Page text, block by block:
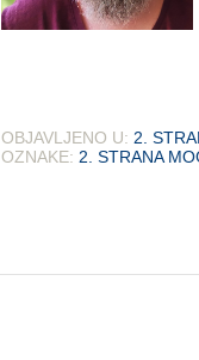
OBJAVLJENO U: 2.
OZNAKE: 2. STRANA